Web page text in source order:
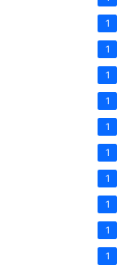
1
1
1
1
1
1
1
1
1
1